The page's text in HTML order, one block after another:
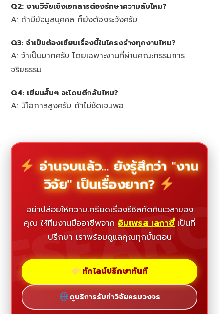
Q2: งานวิจัยเชิงเอกสารต้องรักษาความลับไหม?
A: ถ้ามีข้อมูลบุคคล ก็ยังต้องระวังครับ
Q3: จำเป็นต้องเขียนเรื่องนี้ในโครงร่างทุกงานไหม?
A: จำเป็นมากครับ โดยเฉพาะงานที่ผ่านคณะกรรมการ
จริยธรรม
Q4: เขียนสั้นๆ จะโดนตีกลับไหม?
A: มีโอกาสสูงครับ ถ้าไม่ชัดเจนพอ
อ่านจบแล้ว... ยังรู้สึกว่า "งาน
วิจัย" เป็นเรื่องยาก?
อย่าปล่อยให้ความเครียดเรื่องธีซิสกัดกินเวลาของ
คุณ ให้ทีมงานมืออาชีพจาก อิมเพรส เลกาซี่ เป็นที่
ปรึกษา เราพร้อมดูแลคุณทุกขั้นตอน
ทักไลน์ปรึกษาทันที
ดูบริการรับทำวิจัยครบวงจร